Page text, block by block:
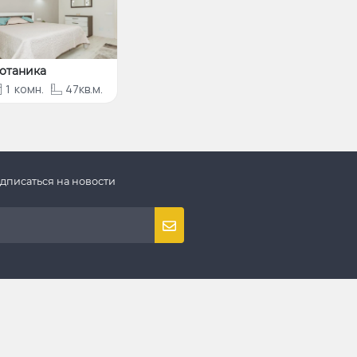
1 комн. 47кв.м.
на новости